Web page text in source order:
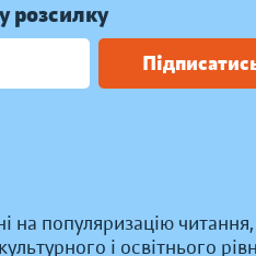
розсилку
на популяризацію
і освітнього